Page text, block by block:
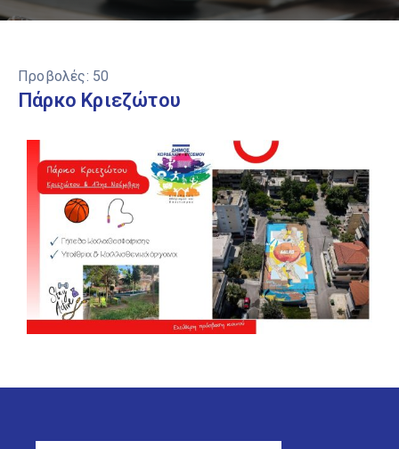
Προβολές: 50
Πάρκο Κριεζώτου